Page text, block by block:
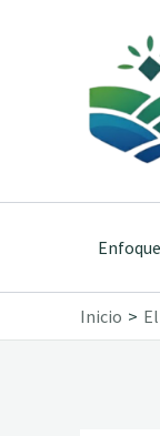
contenido
Enfoque
Inicio